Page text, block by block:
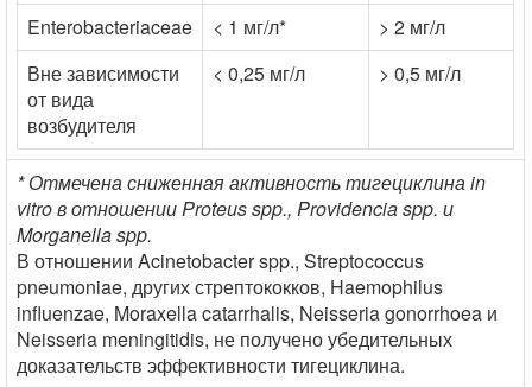
Enterobacteriaceae
< 1 мг/л*
> 2 мг/л
Вне зависимости
от вида
возбудителя
< 0,25 мг/л > 0,5 мг/л
* Отмечена сниженная активность тигециклина in
vitro в отношении Proteus spp., Providencia spp. и
Morganella spp.
В отношении Acinetobacter spp., Streptococcus
pneumoniae, других стрептококков, Haemophilus
influenzae, Moraxella catarrhalis, Neisseria gonorrhoea и
Neisseria meningitidis, не получено убедительных
доказательств эффективности тигециклина.